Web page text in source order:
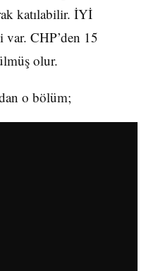
katılabilir. İYİ
CHP’den 15
olur.
o bölüm;